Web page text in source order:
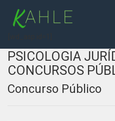
PSICOLOGIA
CONCURSOS
Concurso Público